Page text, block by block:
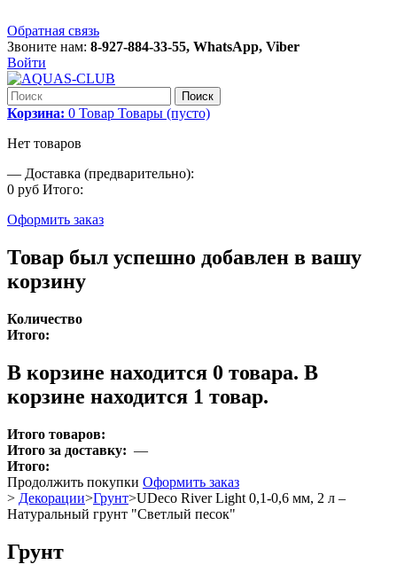
Обратная связь
Звоните нам: 8-927-884-33-55, WhatsApp, Viber
Войти
Поиск
Корзина: 0 Товар Товары (пусто)
Нет товаров
— Доставка (предварительно):
0 руб Итого:
Оформить заказ
Товар был успешно добавлен в вашу
корзину
Количество
Итого:
В корзине находится 0 товара. В
корзине находится 1 товар.
Итого товаров:
Итого за доставку: —
Итого:
Продолжить покупки Оформить заказ
> Декорации>Грунт>UDeco River Light 0,1-0,6 мм, 2 л –
Натуральный грунт "Светлый песок"
Грунт